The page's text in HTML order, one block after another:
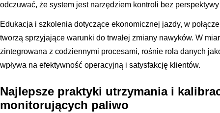
odczuwać, że system jest narzędziem kontroli bez
Edukacja i szkolenia dotyczące ekonomicznej jazdy, w
tworzą sprzyjające warunki do trwałej zmiany nawyków. W
zintegrowana z codziennymi procesami, rośnie rola danych
wpływa na efektywność operacyjną i satysfakcję klientów.
Najlepsze praktyki utrzymania i
monitorujących paliwo